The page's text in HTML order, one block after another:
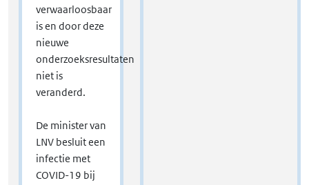
verwaarloosbaar
is en door deze
nieuwe
onderzoeksresultaten
niet is
veranderd.
De minister van
LNV besluit een
infectie met
COVID-19 bij